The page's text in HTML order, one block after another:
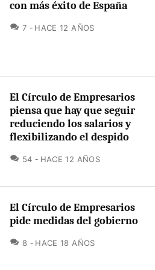
con más éxito de España
7 COMENTARIOS
HACE 12 AÑOS
El Círculo de Empresarios
piensa que hay que seguir
reduciendo los salarios y
flexibilizando el despido
54 COMENTARIOS
HACE 12 AÑOS
El Círculo de Empresarios
pide medidas del gobierno
8 COMENTARIOS
HACE 18 AÑOS